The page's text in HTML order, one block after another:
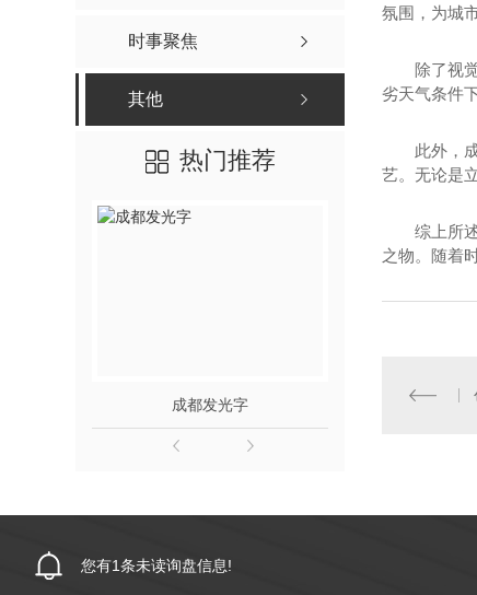
时事聚焦
其他
热门推荐
成都发光字 成
氛围，为城
除了视
劣天气条件
此外，
艺。无论是
综上所
之物。随着
您有1条未读询盘信息!